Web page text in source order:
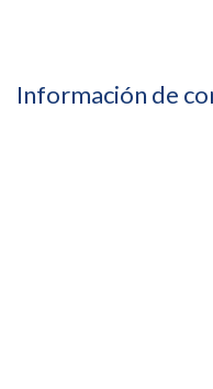
Información de